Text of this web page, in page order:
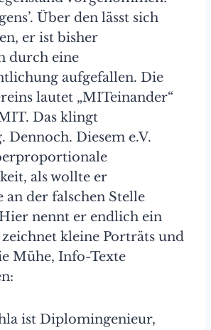
Über den lässt sich
er ist bisher
durch eine
aufgefallen. Die
lautet „MITeinander“
Das klingt
Dennoch. Diesem e.V.
als wollte er
an der falschen Stelle
nennt er endlich ein
kleine Porträts und
Mühe, Info-Texte
ist Diplomingenieur,